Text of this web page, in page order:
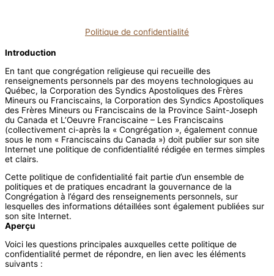
Politique de confidentialité
Introduction
En tant que congrégation religieuse qui recueille des
renseignements personnels par des moyens technologiques au
Québec, la Corporation des Syndics Apostoliques des Frères
Mineurs ou Franciscains, la Corporation des Syndics Apostoliques
des Frères Mineurs ou Franciscains de la Province Saint-Joseph
du Canada et L’Oeuvre Franciscaine – Les Franciscains
(collectivement ci-après la « Congrégation », également connue
sous le nom « Franciscains du Canada ») doit publier sur son site
Internet une politique de confidentialité rédigée en termes simples
et clairs.
Cette politique de confidentialité fait partie d’un ensemble de
politiques et de pratiques encadrant la gouvernance de la
Congrégation à l’égard des renseignements personnels, sur
lesquelles des informations détaillées sont également publiées sur
son site Internet.
Aperçu
Voici les questions principales auxquelles cette politique de
confidentialité permet de répondre, en lien avec les éléments
suivants :